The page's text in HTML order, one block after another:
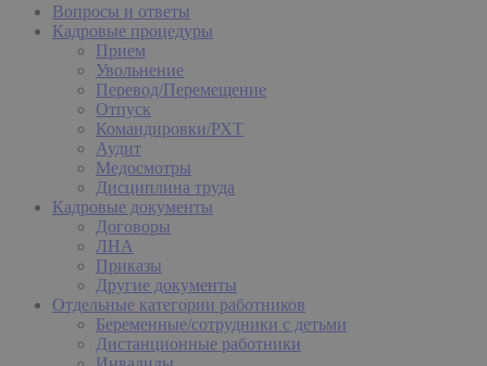
Вопросы и ответы
Кадровые процедуры
Прием
Увольнение
Перевод/Перемещение
Отпуск
Командировки/РХТ
Аудит
Медосмотры
Дисциплина труда
Кадровые документы
Договоры
ЛНА
Приказы
Другие документы
Отдельные категории работников
Беременные/сотрудники с детьми
Дистанционные работники